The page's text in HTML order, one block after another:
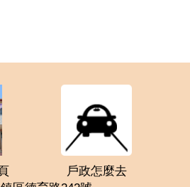
戶政怎麼去